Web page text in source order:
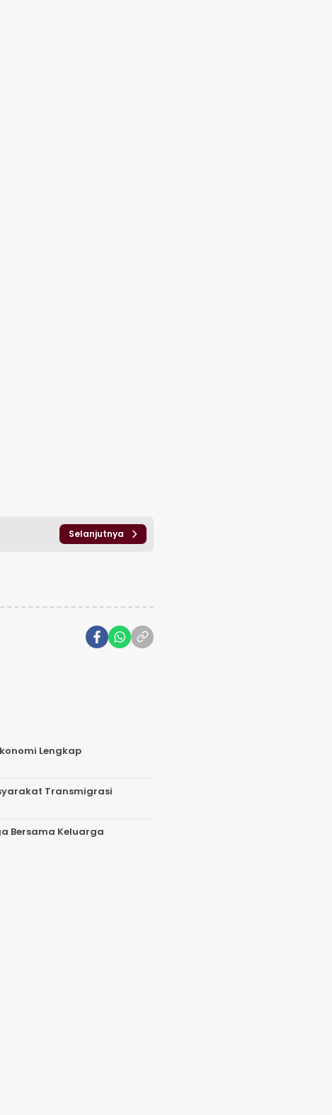
Selanjutnya
Lengkap
Transmigrasi
Bersama Keluarga